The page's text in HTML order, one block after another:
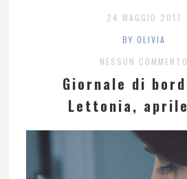
24 MAGGIO 2017
BY OLIVIA
NESSUN COMMENTO
Giornale di
Lettonia,